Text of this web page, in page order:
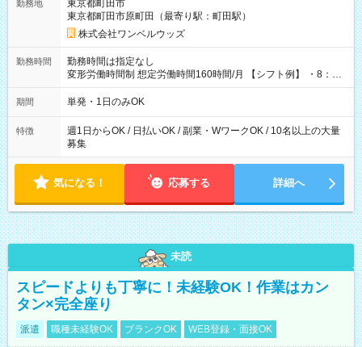
勤務地
東京都町田市
東京都町田市原町田（最寄り駅：町田駅）
株式会社ワンベルウッズ
勤務時間
勤務時間は指定なし
変形労働時間制 想定労働時間160時間/月 【シフト例】 ・8：00
～21：00
期間 単発・1日のみOK
特徴
週1日からOK / 日払いOK / 副業・WワークOK / 10名以上の大量
募集
気になる！ 応募する 詳細へ
未読
スピードよりも丁寧に！未経験OK！作業はカン
タン×完全座り
派遣 職種未経験OK ブランクOK WEB登録・面接OK